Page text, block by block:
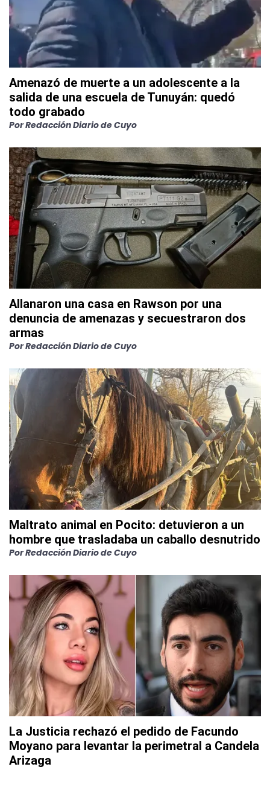
Amenazó de muerte a un adolescente a la
salida de una escuela de Tunuyán: quedó
todo grabado
PorRedacción Diario de Cuyo
Allanaron una casa en Rawson por una
denuncia de amenazas y secuestraron dos
armas
PorRedacción Diario de Cuyo
Maltrato animal en Pocito: detuvieron a un
hombre que trasladaba un caballo desnutrido
PorRedacción Diario de Cuyo
La Justicia rechazó el pedido de Facundo
Moyano para levantar la perimetral a Candela
Arizaga